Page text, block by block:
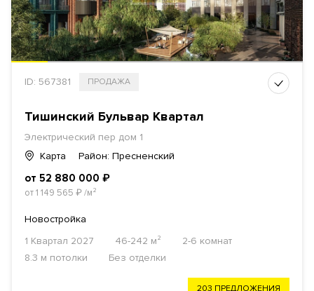
ID: 567381 ПРОДАЖА
Тишинский Бульвар Квартал
Электрический пер дом 1
Карта
Район: Пресненский
от 52 880 000 ₽
от 1 149 565 ₽/м²
Новостройка
1 Квартал 2027
46-242 м²
2-6 комнат
8.3 м потолки
Без отделки
203 ПРЕДЛОЖЕНИЯ